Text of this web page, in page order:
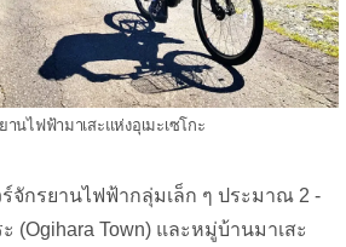
านไฟฟ้ามาเสะแห่งอุเมะเซโกะ
ร์จักรยานไฟฟ้ากลุ่มเล็ก ๆ ประมาณ 2 -
(Ogihara Town) และหมู่บ้านมาเสะ